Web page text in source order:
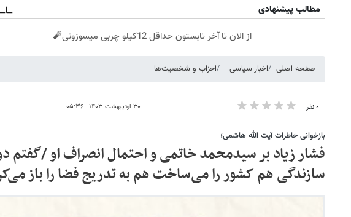
مطالب پیشنهادی
از الان تا آخر تابستون حداقل 12کیلو چربی میسوزونی🧨
صفحه اصلی اخبار سیاسی احزاب و شخصیت‌ها
۰ نفر ۳۰ اردیبهشت ۱۴۰۳ - ۰۵:۳۶
بازخوانی خاطرات آیت الله هاشمی؛
فشار زیاد بر سیدمحمد خاتمی و احتمال انصراف او /گفتم
سازندگی هم کشور را می‌ساخت هم به تدریج فضا را باز